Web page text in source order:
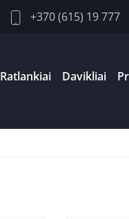
+370 (615) 19 777
Ratlankiai Davikliai